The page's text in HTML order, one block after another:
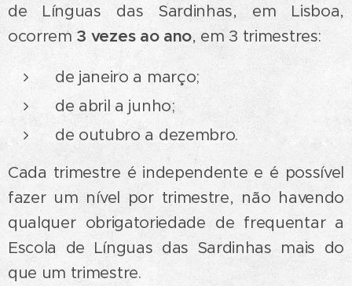
de Línguas das Sardinhas, em Lisboa,
ocorrem3 vezes ao ano, em 3 trimestres:
de janeiro a março;
de abril a junho;
de outubro a dezembro.
Cada trimestre é independente e é possível
fazer um nível por trimestre, não havendo
qualquer obrigatoriedade de frequentar a
Escola de Línguas das Sardinhas mais do
que um trimestre.